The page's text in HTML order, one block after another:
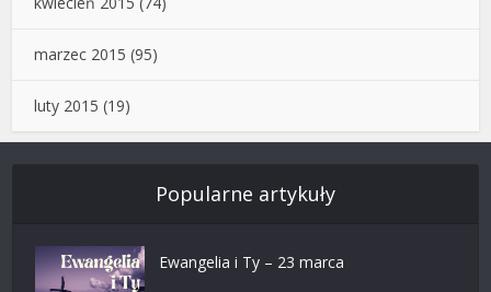
marzec 2015 (95)
luty 2015 (19)
Popularne artykuły
Ewangelia i Ty – 23 marca